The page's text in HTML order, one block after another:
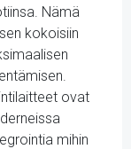
Nämä
kokoisiin
ovat
mihin